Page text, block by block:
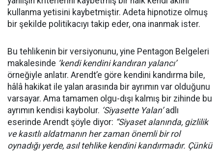
kullanma yetisini kaybetmiştir. Adeta hipnotize olmuş
bir şekilde politikacıyı takip eder, ona inanmak ister.
Bu tehlikenin bir versiyonunu, yine Pentagon Belgeleri
makalesinde ‘kendi kendini kandıran yalancı’
örneğiyle anlatır. Arendt’e göre kendini kandırma bile,
hâlâ hakikat ile yalan arasında bir ayrımın var olduğunu
varsayar. Ama tamamen olgu-dışı kalmış bir zihinde bu
ayrımın kendisi kaybolur. ‘Siyasette Yalan’adlı
eserinde Arendt şöyle diyor: “Siyaset alanında, gizlilik
ve kasıtlı aldatmanın her zaman önemli bir rol
oynadığı yerde, asıl tehlike kendini kandırmadır. Çünkü